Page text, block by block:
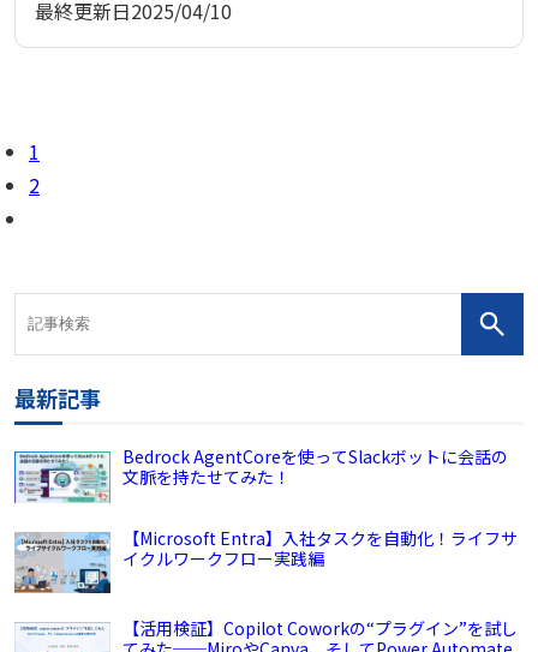
最終更新日2025/04/10
1
2
最新記事
Bedrock AgentCoreを使ってSlackボットに会話の
文脈を持たせてみた！
【Microsoft Entra】入社タスクを自動化！ライフサ
イクルワークフロー実践編
【活用検証】Copilot Coworkの“プラグイン”を試し